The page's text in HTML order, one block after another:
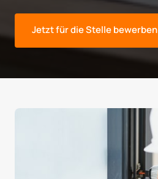
Jetzt für die Stelle bewerben